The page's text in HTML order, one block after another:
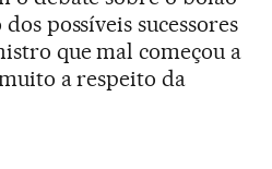
possíveis sucessores
que mal começou a
a respeito da